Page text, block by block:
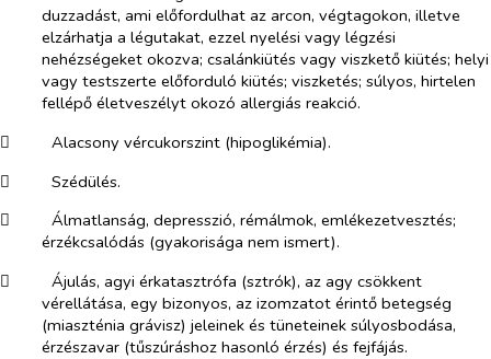
duzzadást, ami előfordulhat az arcon, végtagokon, illetve
elzárhatja a légutakat, ezzel nyelési vagy légzési
nehézségeket okozva; csalánkiütés vagy viszkető kiütés; helyi
vagy testszerte előforduló kiütés; viszketés; súlyos, hirtelen
fellépő életveszélyt okozó allergiás reakció.
​
Alacsony vércukorszint (hipoglikémia).
​
Szédülés.
​
Álmatlanság, depresszió, rémálmok, emlékezetvesztés;
érzékcsalódás (gyakorisága nem ismert).
​
Ájulás, agyi érkatasztrófa (sztrók), az agy csökkent
vérellátása, egy bizonyos, az izomzatot érintő betegség
(miaszténia grávisz) jeleinek és tüneteinek súlyosbodása,
érzészavar (tűszúráshoz hasonló érzés) és fejfájás.